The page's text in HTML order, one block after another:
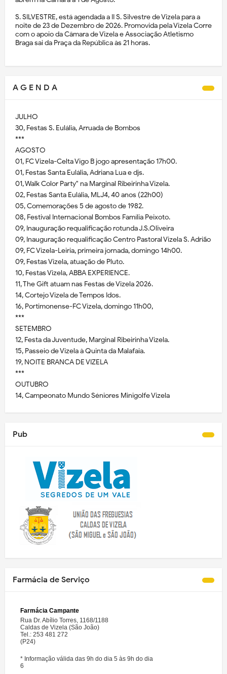
S. SILVESTRE, está agendada a II S. Silvestre de Vizela para a
noite de 23 de Dezembro de 2026. Promovida pela Vizela Corre
com o apoio da Câmara de Vizela e Associação Atletismo
Braga sai da Praça da República às 21 horas.
A G E N D A
JULHO
30, Festas S. Eulália, Arruada de Bombos
***
AGOSTO
01, FC Vizela-Celta Vigo B jogo apresentação 17h00.
01, Festas Santa Eulália, Adriana Lua e djs.
01, Walk Color Party" na Marginal Ribeirinha Vizela.
02, Festas Santa Eulália, MLJ4, 40 anos (22h00)
05, Comemorações 5 de agosto de 1982.
08, Festival Internacional Bombos Família Peixoto.
09, Inauguração requalificação rotunda J.S.Oliveira
09, Inauguração requalificação Centro Pastoral Vizela S. Adrião
09, FC Vizela-Leiria, primeira jornada, domingo 14h00.
09, Festas Vizela, atuação de Pluto.
10, Festas Vizela, ABBA EXPERIENCE.
11, The Gift atuam nas Festas de Vizela 2026.
14, Cortejo Vizela de Tempos Idos.
16, Portimonense-FC Vizela, domingo 11h00,
***
SETEMBRO
12, Festa da Juventude, Marginal Ribeirinha Vizela.
15, Passeio de Vizela à Quinta da Malafaia.
19, NOITE BRANCA DE VIZELA
***
OUTUBRO
14, Campeonato Mundo Séniores Minigolfe Vizela
Pub
Farmácia de Serviço